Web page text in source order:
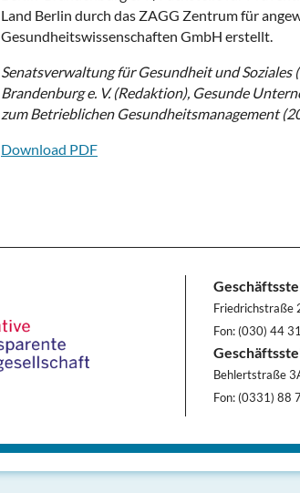
Land Berlin durch das ZAGG Zentrum für
Gesundheitswissenschaften GmbH erstellt.
Senatsverwaltung für Gesundheit und Soziales
Brandenburg e. V. (Redaktion), Gesunde
zum Betrieblichen Gesundheitsmanagement
Download PDF
Friedrichstraße
Fon: (030) 44
Behlertstraße
Fon: (0331) 88